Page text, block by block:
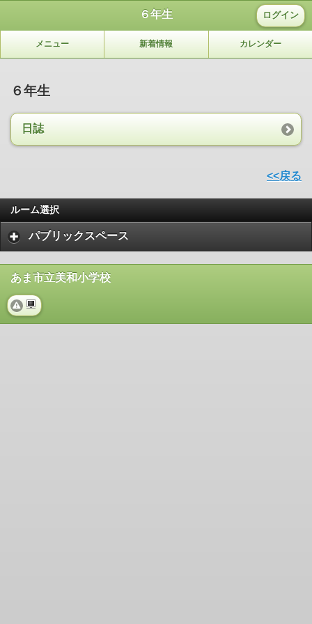
６年生 ログイン
メニュー 新着情報 カレンダー
６年生
日誌
<<戻る
ルーム選択
パブリックスペース
あま市立美和小学校